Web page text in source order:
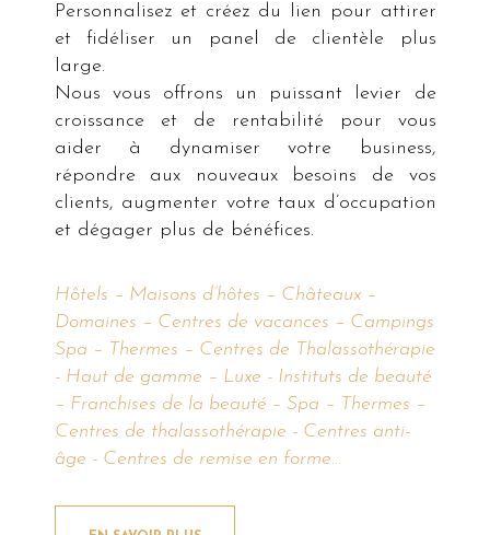
Personnalisez et créez du lien pour attirer
et fidéliser un panel de clientèle plus
large.
Nous vous offrons un puissant levier de
croissance et de rentabilité pour vous
aider à dynamiser votre business,
répondre aux nouveaux besoins de vos
clients, augmenter votre taux d’occupation
et dégager plus de bénéfices.
Hôtels – Maisons d’hôtes – Châteaux –
Domaines – Centres de vacances – Campings
Spa – Thermes – Centres de Thalassothérapie
- Haut de gamme – Luxe - Instituts de beauté
– Franchises de la beauté – Spa – Thermes –
Centres de thalassothérapie - Centres anti-
âge - Centres de remise en forme...